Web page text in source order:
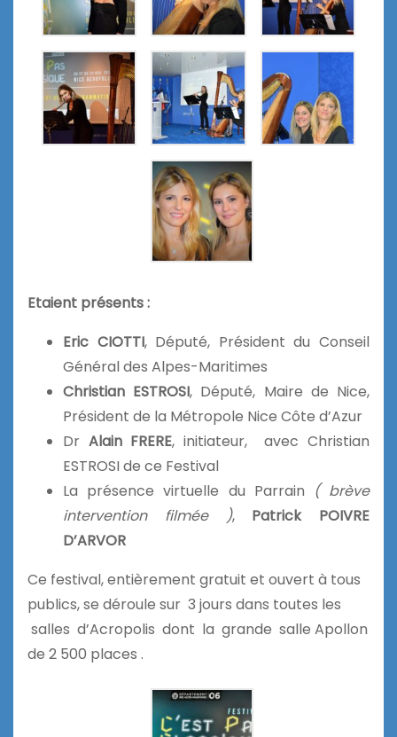
Etaient présents :
Eric CIOTTI, Député, Président du Conseil
Général des Alpes-Maritimes
Christian ESTROSI, Député, Maire de Nice,
Président de la Métropole Nice Côte d’Azur
Dr Alain FRERE, initiateur, avec Christian
ESTROSI de ce Festival
La présence virtuelle du Parrain ( brève
intervention filmée ), Patrick POIVRE
D’ARVOR
Ce festival, entièrement gratuit et ouvert à tous
publics, se déroule sur 3 jours dans toutes les
salles d’Acropolis dont la grande salle Apollon
de 2 500 places .